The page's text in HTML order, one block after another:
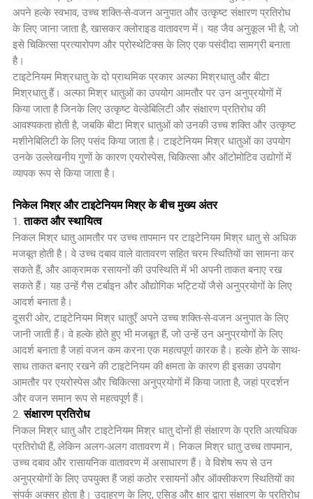
अपने हल्के स्वभाव, उच्च शक्ति-से-वजन अनुपात और उत्कृष्ट संक्षारण प्रतिरोध
के लिए जाना जाता है, खासकर क्लोराइड वातावरण में। यह जैव अनुकूल भी है, जो
इसे चिकित्सा प्रत्यारोपण और प्रोस्थेटिक्स के लिए एक पसंदीदा सामग्री बनाता
है।
टाइटेनियम मिश्रधातु के दो प्राथमिक प्रकार अल्फा मिश्रधातु और बीटा
मिश्रधातु हैं। अल्फा मिश्र धातुओं का उपयोग आमतौर पर उन अनुप्रयोगों में
किया जाता है जिनके लिए उत्कृष्ट वेल्डेबिलिटी और संक्षारण प्रतिरोध की
आवश्यकता होती है, जबकि बीटा मिश्र धातुओं को उनकी उच्च शक्ति और उत्कृष्ट
मशीनेबिलिटी के लिए पसंद किया जाता है। टाइटेनियम मिश्र धातुओं का उपयोग
उनके उल्लेखनीय गुणों के कारण एयरोस्पेस, चिकित्सा और ऑटोमोटिव उद्योगों में
व्यापक रूप से किया जाता है।
निकेल मिश्र और टाइटेनियम मिश्र के बीच मुख्य अंतर
1.ताकत और स्थायित्व
निकल मिश्र धातु आमतौर पर उच्च तापमान पर टाइटेनियम मिश्र धातु से अधिक
मजबूत होती है। वे उच्च दबाव वाले वातावरण सहित चरम स्थितियों का सामना कर
सकते हैं, और आक्रामक रसायनों की उपस्थिति में भी अपनी ताकत बनाए रख
सकते हैं। यह उन्हें गैस टर्बाइन और औद्योगिक भट्टियों जैसे अनुप्रयोगों के लिए
आदर्श बनाता है।
दूसरी ओर, टाइटेनियम मिश्र धातुएँ अपने उच्च शक्ति-से-वजन अनुपात के लिए
जानी जाती हैं। वे हल्के होते हुए भी मजबूत हैं, जो उन्हें उन अनुप्रयोगों के लिए
आदर्श बनाता है जहां वजन कम करना एक महत्वपूर्ण कारक है। हल्के होने के साथ-
साथ ताकत बनाए रखने की टाइटेनियम की क्षमता के कारण ही इसका उपयोग
आमतौर पर एयरोस्पेस और चिकित्सा अनुप्रयोगों में किया जाता है, जहां प्रदर्शन
और वजन समान रूप से महत्वपूर्ण हैं।
2.संक्षारण प्रतिरोध
निकल मिश्र धातु और टाइटेनियम मिश्र धातु दोनों ही संक्षारण के प्रति अत्यधिक
प्रतिरोधी हैं, लेकिन अलग-अलग वातावरण में। निकल मिश्र धातु उच्च तापमान,
उच्च दबाव और रासायनिक वातावरण में असाधारण हैं। वे विशेष रूप से उन
अनुप्रयोगों के लिए उपयुक्त हैं जहां कठोर रसायनों और ऑक्सीकरण स्थितियों का
संपर्क अक्सर होता है। उदाहरण के लिए, एसिड और क्षार द्वारा संक्षारण के प्रतिरोध